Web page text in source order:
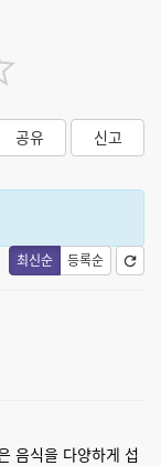
공유 신고
최신순 등록순
음식을 다양하게 섭